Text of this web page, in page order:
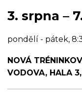
3. srpna –
pondělí - pátek,
NOVÁ
VODOVA, HALA